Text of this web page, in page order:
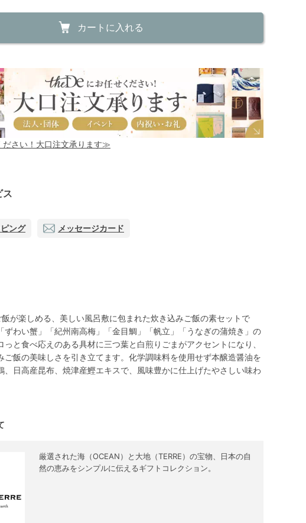
カートに入れる
ださい！大口注文承ります≫
ス
ング メッセージカード
が楽しめる、美しい風呂敷に包まれた炊き込みご飯の素セットで
ずわい蟹」「紀州南高梅」「金目鯛」「帆立」「うなぎの蒲焼き」の
っと食べ応えのある具材に三つ葉と白煎りごまがアクセントになり、
ご飯の美味しさを引き立てます。化学調味料を使用せず本醸造醤油を
、日高産昆布、焼津産鰹エキスで、風味豊かに仕上げたやさしい味わ
厳選された海（OCEAN）と大地（TERRE）の宝物、日本の自
然の恵みをシンプルに伝えるギフトコレクション。